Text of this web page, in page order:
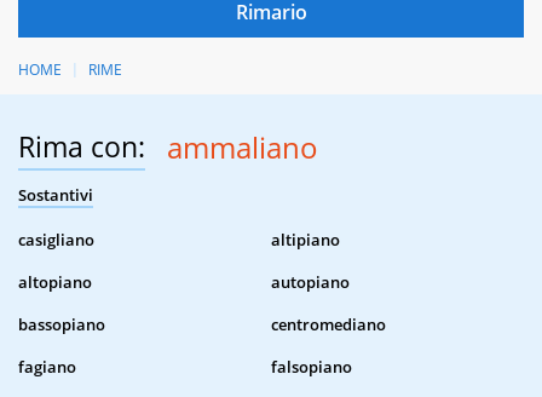
HOME RIME
Rima con: ammaliano
Sostantivi
casigliano
altipiano
altopiano
autopiano
bassopiano
centromediano
fagiano
falsopiano